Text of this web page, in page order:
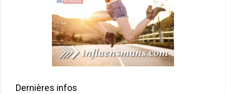
Dernières infos